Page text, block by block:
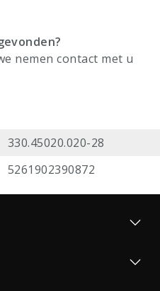
nemen contact met u
330.45020.020-28
5261902390872